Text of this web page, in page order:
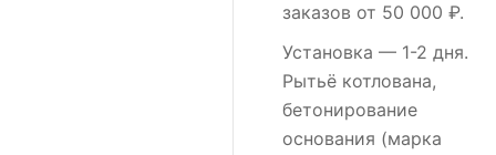
заказов от 50 000 ₽.
Установка — 1-2 дня.
Рытьё котлована,
бетонирование
основания (марка